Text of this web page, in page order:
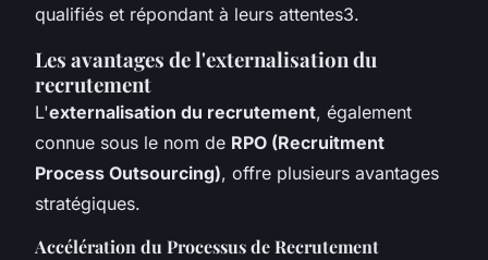
qualifiés et répondant à leurs attentes3.
Les avantages de l'externalisation du
recrutement
L'externalisation du recrutement, également
connue sous le nom de RPO (Recruitment
Process Outsourcing), offre plusieurs avantages
stratégiques.
Accélération du Processus de Recrutement